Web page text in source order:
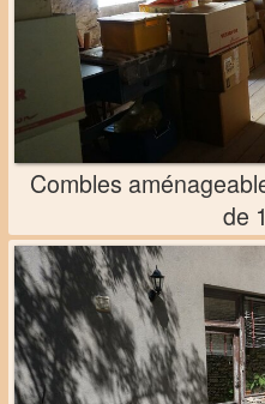
Combles
de